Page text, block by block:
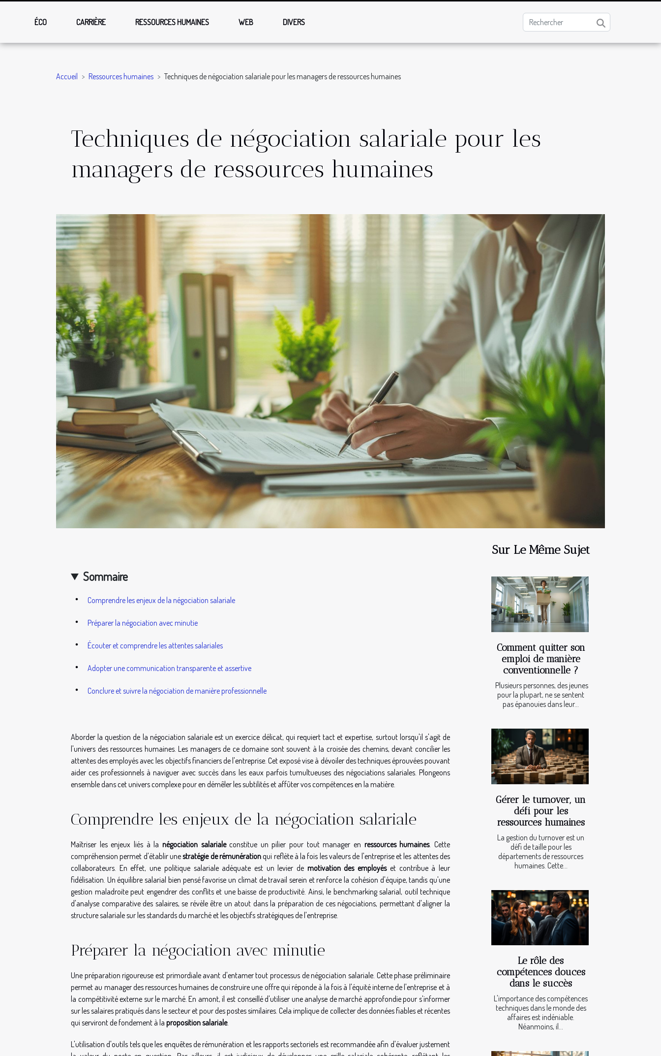
ÉCO CARRIÈRE RESSOURCES HUMAINES WEB DIVERS
Accueil Ressources humaines Techniques de négociation salariale pour les managers de ressources humaines
Techniques de négociation salariale pour les
managers de ressources humaines
Sommaire
Comprendre les enjeux de la négociation salariale
Préparer la négociation avec minutie
Écouter et comprendre les attentes salariales
Adopter une communication transparente et assertive
Conclure et suivre la négociation de manière professionnelle
Aborder la question de la négociation salariale est un exercice délicat, qui requiert tact et expertise, surtout lorsqu'il s'agit de
l'univers des ressources humaines. Les managers de ce domaine sont souvent à la croisée des chemins, devant concilier les
attentes des employés avec les objectifs financiers de l'entreprise. Cet exposé vise à dévoiler des techniques éprouvées pouvant
aider ces professionnels à naviguer avec succès dans les eaux parfois tumultueuses des négociations salariales. Plongeons
ensemble dans cet univers complexe pour en démêler les subtilités et affûter vos compétences en la matière.
Comprendre les enjeux de la négociation salariale
Maîtriser les enjeux liés à la négociation salarialeconstitue un pilier pour tout manager en ressources humaines. Cette
compréhension permet d'établir unestratégie de rémunérationqui reflète à la fois les valeurs de l'entreprise et les attentes des
collaborateurs. En effet, une politique salariale adéquate est un levier de motivation des employéset contribue à leur
fidélisation. Un équilibre salarial bien pensé favorise un climat de travail serein et renforce la cohésion d'équipe, tandis qu'une
gestion maladroite peut engendrer des conflits et une baisse de productivité. Ainsi, le benchmarking salarial, outil technique
d'analyse comparative des salaires, se révèle être un atout dans la préparation de ces négociations, permettant d'aligner la
structure salariale sur les standards du marché et les objectifs stratégiques de l'entreprise.
Préparer la négociation avec minutie
Une préparation rigoureuse est primordiale avant d'entamer tout processus de négociation salariale. Cette phase préliminaire
permet au manager des ressources humaines de construire une offre qui réponde à la fois à l'équité interne de l'entreprise et à
la compétitivité externe sur le marché. En amont, il est conseillé d'utiliser une analyse de marché approfondie pour s'informer
sur les salaires pratiqués dans le secteur et pour des postes similaires. Cela implique de collecter des données fiables et récentes
qui serviront de fondement à la proposition salariale.
L'utilisation d'outils tels que les enquêtes de rémunération et les rapports sectoriels est recommandée afin d'évaluer justement
Sur Le Même Sujet
Comment quitter son
emploi de manière
conventionnelle ?
Plusieurs personnes, des jeunes
pour la plupart, ne se sentent
pas épanouies dans leur...
Gérer le turnover, un
défi pour les
ressources humaines
La gestion du turnover est un
défi de taille pour les
départements de ressources
humaines. Cette...
Le rôle des
compétences douces
dans le succès
L'importance des compétences
techniques dans le monde des
affaires est indéniable.
Néanmoins, il...